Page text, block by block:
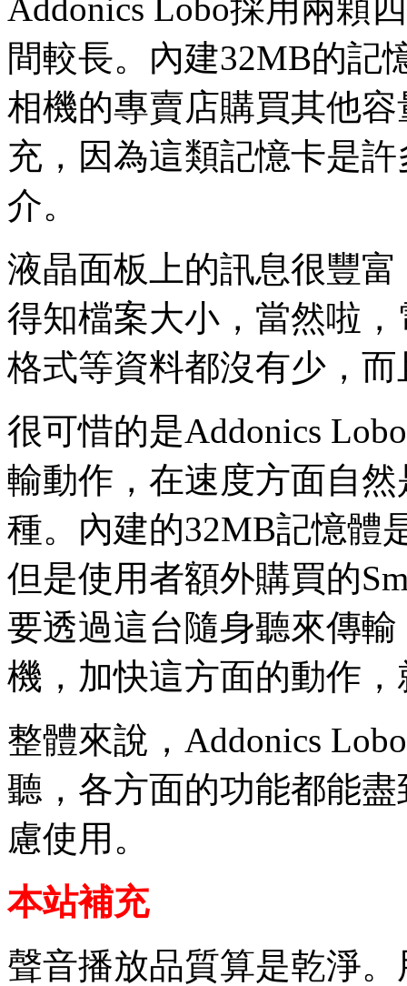
Addonics Lobo採用兩顆
間較長。內建32MB的記
相機的專賣店購買其他容
充，因為這類記憶卡是
介。
液晶面板上的訊息很豐
得知檔案大小，當然啦
格式等資料都沒有少，
很可惜的是Addonics
輸動作，在速度方面自
種。內建的32MB記憶體
但是使用者額外購買的
要透過這台隨身聽來傳
機，加快這方面的動作
整體來說，Addonics
聽，各方面的功能都能
慮使用。
本站補充
聲音播放品質算是乾淨